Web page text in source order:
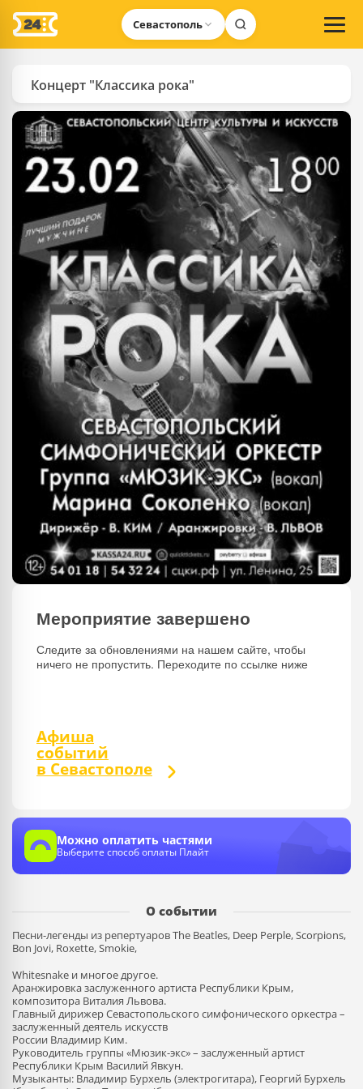
Севастополь
Концерт "Классика рока"
Мероприятие завершено
Следите за обновлениями на нашем сайте, чтобы
ничего не пропустить. Переходите по ссылке ниже
Афиша
событий
в Севастополе
Можно оплатить частями
Выберите способ оплаты Плайт
О событии
Песни-легенды из репертуаров The Beatles, Deep Perple, Scorpions,
Bon Jovi, Roxette, Smokie,
Whitesnake и многое другое.
Аранжировка заслуженного артиста Республики Крым,
композитора Виталия Львова.
Главный дирижер Севастопольского симфонического оркестра –
заслуженный деятель искусств
России Владимир Ким.
Руководитель группы «Мюзик-экс» – заслуженный артист
Республики Крым Василий Явкун.
Музыканты: Владимир Бурхель (электрогитара), Георгий Бурхель